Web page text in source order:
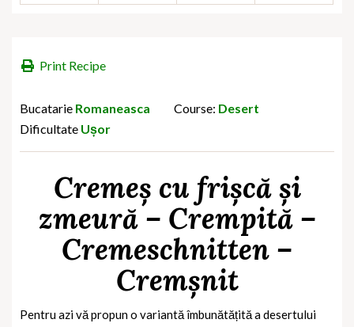
Print Recipe
Bucatarie Romaneasca Course: Desert
Dificultate Ușor
Cremeș cu frișcă și
zmeură – Crempită –
Cremeschnitten –
Cremșnit
Pentru azi vă propun o variantă îmbunătățită a desertului